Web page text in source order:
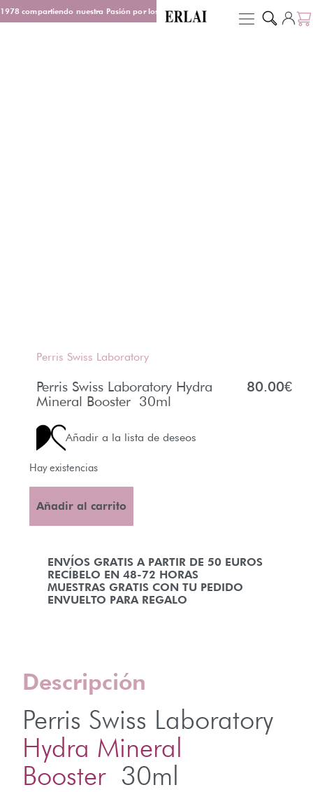
compartiendo nuestra Pasión por los Perfumes Entrega en 48/72 h
Perris Swiss Laboratory
Perris Swiss Laboratory Hydra
Mineral Booster 30ml
80.00€
Añadir a la lista de deseos
ENVÍOS GRATIS A PARTIR DE 50 EUROS
RECÍBELO EN 48-72 HORAS
MUESTRAS GRATIS CON TU PEDIDO
ENVUELTO PARA REGALO
Hay existencias
Añadir al carrito
Descripción
Perris Swiss Laboratory
Hydra Mineral
Booster30ml